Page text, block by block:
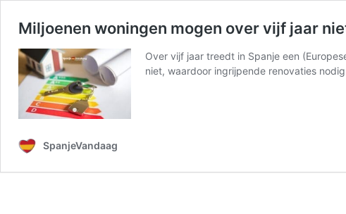
Miljoenen woningen mogen over vijf jaar
Over vijf jaar treedt in Spanje een
niet, waardoor ingrijpende renovaties
SpanjeVandaag